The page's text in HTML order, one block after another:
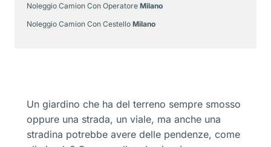
Noleggio Camion Con Operatore Milano
Noleggio Camion Con Cestello Milano
Un giardino che ha del terreno sempre smosso
oppure una strada, un viale, ma anche una
stradina potrebbe avere delle pendenze, come